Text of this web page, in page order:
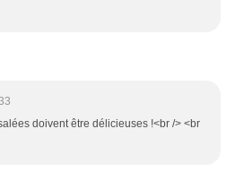
doivent être délicieuses !<br /> <br